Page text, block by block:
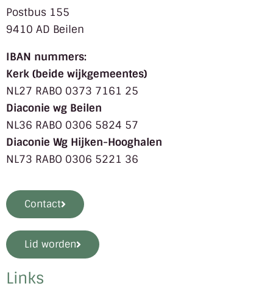
Postbus 155
9410 AD Beilen
IBAN nummers:
Kerk (beide wijkgemeentes)
NL27 RABO 0373 7161 25
Diaconie wg Beilen
NL36 RABO 0306 5824 57
Diaconie Wg Hijken-Hooghalen
NL73 RABO 0306 5221 36
Contact
Lid worden
Links